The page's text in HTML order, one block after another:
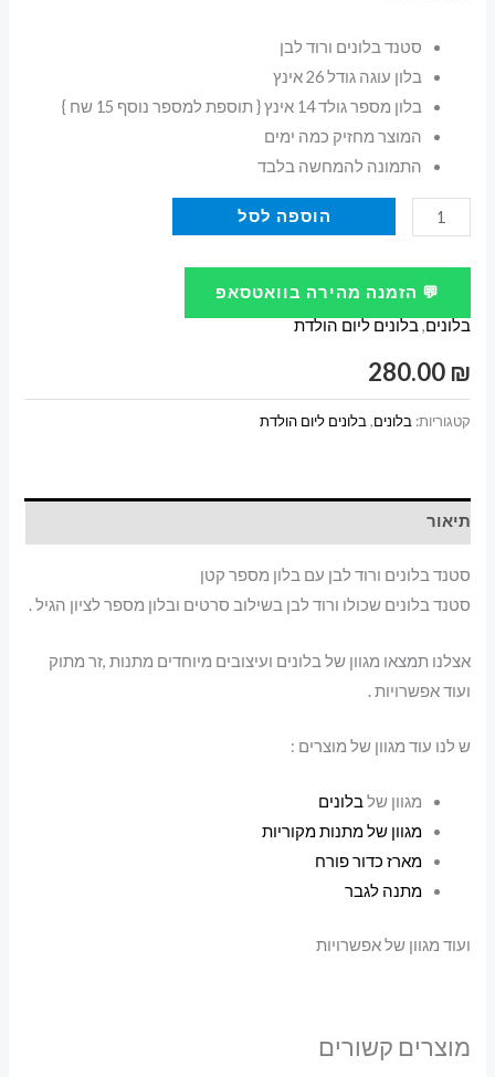
סטנד בלונים ורוד לבן
בלון עוגה גודל 26 אינץ
בלון מספר גולד 14 אינץ { תוספת למספר נוסף 15 שח }
המוצר מחזיק כמה ימים
התמונה להמחשה בלבד
כמות
של
סטנד
בלונים
ורוד
בלון
הוספה לסל
💬 הזמנה מהירה בוואטסאפ
בלונים,בלונים ליום הולדת
280.00 ₪
קטגוריות: בלונים, בלונים ליום הולדת
תיאור
סטנד בלונים ורוד לבן עם בלון מספר קטן
סטנד בלונים שכולו ורוד לבן בשילוב סרטים ובלון מספר לציון הגיל .
אצלנו תמצאו מגוון של בלונים ועיצובים מיוחדים מתנות ,זר מתוק
ועוד אפשרויות .
ש לנו עוד מגוון של מוצרים :
מגוון שלבלונים
מגוון של מתנות מקוריות
מארז כדור פורח
מתנה לגבר
ועוד מגוון של אפשרויות
מוצרים קשורים